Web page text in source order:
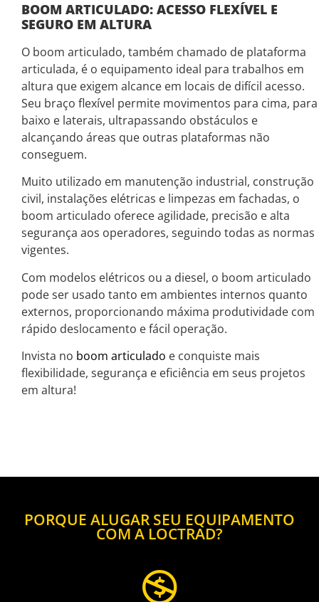
BOOM ARTICULADO: ACESSO FLEXÍVEL E
SEGURO EM ALTURA
O boom articulado, também chamado de plataforma
articulada, é o equipamento ideal para trabalhos em
altura que exigem alcance em locais de difícil acesso.
Seu braço flexível permite movimentos para cima, para
baixo e laterais, ultrapassando obstáculos e
alcançando áreas que outras plataformas não
conseguem.
Muito utilizado em manutenção industrial, construção
civil, instalações elétricas e limpezas em fachadas, o
boom articulado oferece agilidade, precisão e alta
segurança aos operadores, seguindo todas as normas
vigentes.
Com modelos elétricos ou a diesel, o boom articulado
pode ser usado tanto em ambientes internos quanto
externos, proporcionando máxima produtividade com
rápido deslocamento e fácil operação.
Invista no boom articulado e conquiste mais
flexibilidade, segurança e eficiência em seus projetos
em altura!
PORQUE ALUGAR SEU EQUIPAMENTO
COM A LOCTRAD?